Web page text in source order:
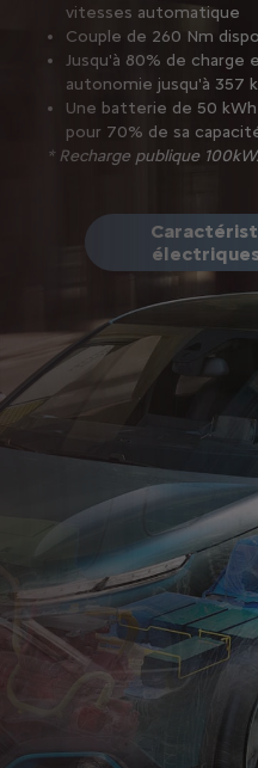
vitesses automatique
Couple de 260 Nm
Jusqu'à 80% de charge
autonomie jusqu'à 357
Une batterie de 50
pour 70% de sa
* Recharge publique 100kW.